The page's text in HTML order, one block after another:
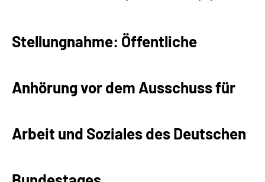
Presse
Online-Services
Inhalte in Gebärdensprache (DGS)
Stellungnahme: Öffentliche
Anhörung vor dem Ausschuss für
Arbeit und Sozialesdes Deutschen